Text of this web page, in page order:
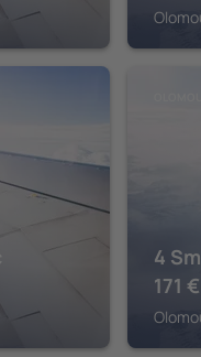
4
171 €